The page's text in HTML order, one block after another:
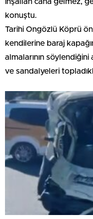
konuştu.
Tarihi Ongözlü Köprü
kendilerine baraj
almalarının
ve sandalyeleri